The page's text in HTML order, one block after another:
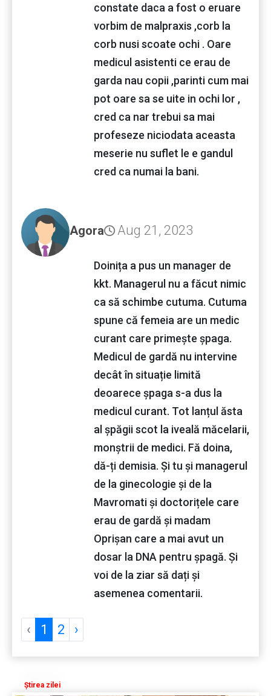
constate daca a fost o eruare
vorbim de malpraxis ,corb la
corb nusi scoate ochi . Oare
medicul asistenti ce erau de
garda nau copii ,parinti cum mai
pot oare sa se uite in ochi lor ,
cred ca nar trebui sa mai
profeseze niciodata aceasta
meserie nu suflet le e gandul
cred ca numai la bani.
Agora Aug 21, 2023
Doinița a pus un manager de
kkt. Managerul nu a făcut nimic
ca să schimbe cutuma. Cutuma
spune că femeia are un medic
curant care primește șpaga.
Medicul de gardă nu intervine
decât în situație limită
deoarece șpaga s-a dus la
medicul curant. Tot lanțul ăsta
al șpăgii scot la iveală măcelarii,
monștrii de medici. Fă doina,
dă-ți demisia. Și tu și managerul
de la ginecologie și de la
Mavromati și doctorițele care
erau de gardă și madam
Oprișan care a mai avut un
dosar la DNA pentru șpagă. Și
voi de la ziar să dați și
asemenea comentarii.
‹ 1 2 ›
Știrea zilei